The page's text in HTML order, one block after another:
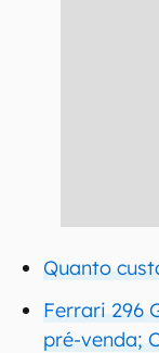
Quanto
Ferrari 296
pré-venda;